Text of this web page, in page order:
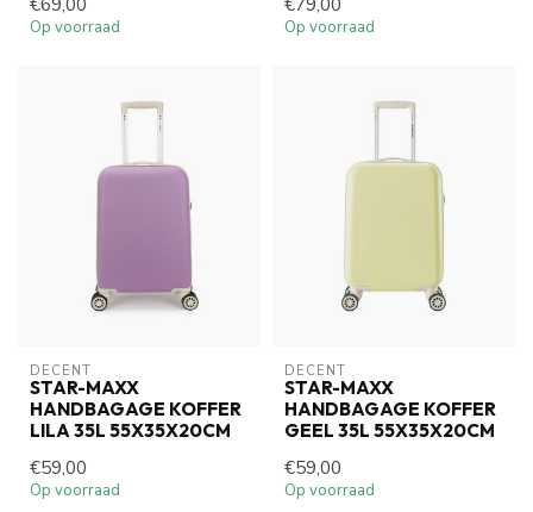
Op voorraad Op voorraad
DECENT
STAR-MAXX
HANDBAGAGE KOFFER
LILA 35L 55X35X20CM
€59,00
Op voorraad
DECENT
STAR-MAXX
HANDBAGAGE KOFFER
GEEL 35L 55X35X20CM
€59,00
Op voorraad